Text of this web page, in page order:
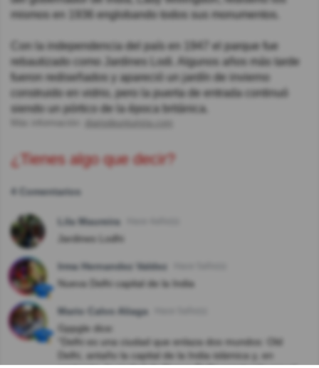
mismos en 1936 englobando todos sus monumentos.
Con la independencia del país en 1947 el parque fue
rebautizado como Jardines Lodi. Algunos años más tarde
fueron rediseñados y apareció un jardín de invierno
construido en vidrio, pero la puerta de entrada continuó
siendo un pórtico de la época británica.
¿Tienes algo que decir?
4 Comentarios
Lila Maureira
Jardines Lodhi
Irma Hernandez Valdez
Nueva Delhi capital de la India
Mario Calvo Aliaga
Gppgle dice:
"Delhi es una ciudad que enlaza dos mundos: Old
Delhi, antaño la capital de la India islámica y, en